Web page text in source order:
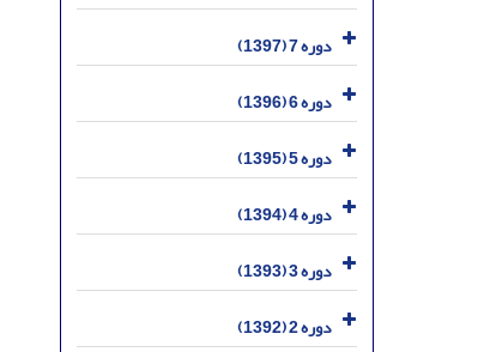
دوره 7 (1397)
دوره 6 (1396)
دوره 5 (1395)
دوره 4 (1394)
دوره 3 (1393)
دوره 2 (1392)